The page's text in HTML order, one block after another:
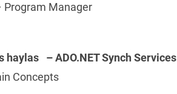
Program Manager
haylas – ADO.NET Synch Services
Concepts